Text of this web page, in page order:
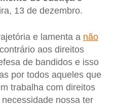
13 de dezembro.
e lamenta a não
aos direitos
de bandidos e isso
por todos aqueles que
trabalha com direitos
nossa ter